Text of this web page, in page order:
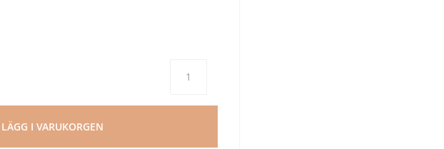
LÄGG I VARUKORGEN